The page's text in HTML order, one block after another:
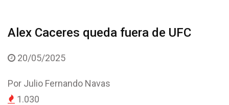
Alex Caceres queda fuera de UFC
20/05/2025
Por Julio Fernando Navas
1.030